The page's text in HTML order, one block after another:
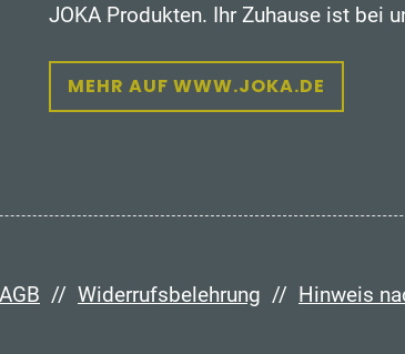
JOKA Produkten. Ihr Zuhause ist bei
MEHR AUF WWW.JOKA.DE
AGB // Widerrufsbelehrung // Hinweis